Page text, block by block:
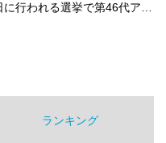
に行われる選挙で第46代ア…
ランキング